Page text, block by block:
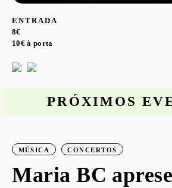
ENTRADA
8€
10€ à porta
PRÓXIMOS
MÚSICA CONCERTOS
Maria BC